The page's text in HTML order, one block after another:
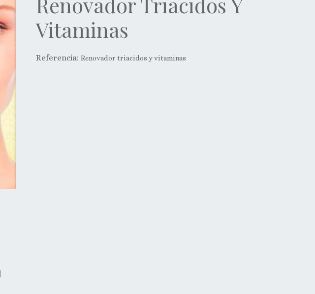
Vitaminas
Referencia:Renovador triacidos y vitaminas